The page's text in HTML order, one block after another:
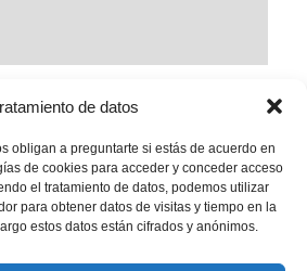
de datos
obligan a preguntarte si estás de acuerdo en
de cookies para acceder y conceder acceso
el tratamiento de datos, podemos utilizar
para obtener datos de visitas y tiempo en la
estos datos están cifrados y anónimos.
1 2